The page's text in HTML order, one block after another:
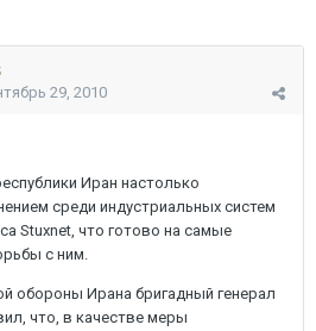
29, 2010
Иран настолько
среди индустриальных систем
Stuxnet, что готово на самые
с ним.
обороны Ирана бригадный генерал
что, в качестве меры